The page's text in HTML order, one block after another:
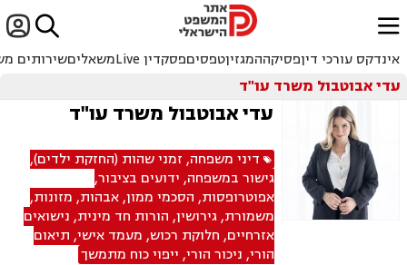

ﱐ
אינדקס עורכי דיןפסיקההמגזיןטפסיםפסקדין Live משאליםשירותים
עדי אבוטבול משרד עו"ד
עדי אבוטבול משרד עו"ד
דיני משפחה, זמני שהות (החזקת ילדים),
גישור במשפחה, ידועים בציבור,
אפוטרופסות, הסכמי ממון,אבהות, מזונות,
משמורת,גירושין, הורות חד מינית, נישואים
אזרחיים, חלוקת רכוש, מעמד אישי, תיאום
הורי, ניכור הורי, ייפוי כוח מתמשך